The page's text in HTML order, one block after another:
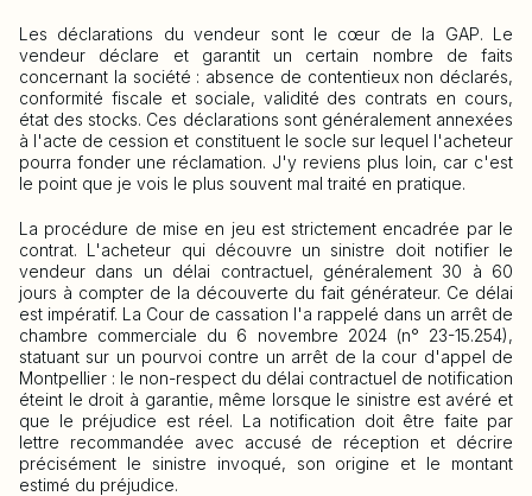
Les déclarations du vendeur sont le cœur de la GAP. Le
vendeur déclare et garantit un certain nombre de faits
concernant la société : absence de contentieux non déclarés,
conformité fiscale et sociale, validité des contrats en cours,
état des stocks. Ces déclarations sont généralement annexées
à l'acte de cession et constituent le socle sur lequel l'acheteur
pourra fonder une réclamation. J'y reviens plus loin, car c'est
le point que je vois le plus souvent mal traité en pratique.
La procédure de mise en jeu est strictement encadrée par le
contrat. L'acheteur qui découvre un sinistre doit notifier le
vendeur dans un délai contractuel, généralement 30 à 60
jours à compter de la découverte du fait générateur. Ce délai
est impératif. La Cour de cassation l'a rappelé dans un arrêt de
chambre commerciale du 6 novembre 2024 (n° 23-15.254),
statuant sur un pourvoi contre un arrêt de la cour d'appel de
Montpellier : le non-respect du délai contractuel de notification
éteint le droit à garantie, même lorsque le sinistre est avéré et
que le préjudice est réel. La notification doit être faite par
lettre recommandée avec accusé de réception et décrire
précisément le sinistre invoqué, son origine et le montant
estimé du préjudice.